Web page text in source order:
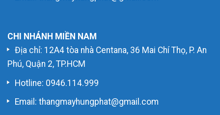
CHI NHÁNH MIỀN NAM
Địa chỉ: 12A4 tòa nhà Centana, 36 Mai Chí Thọ, P. An
Phú, Quận 2, TP.HCM
Hotline: 0946.114.999
Email: thangmayhungphat@gmail.com